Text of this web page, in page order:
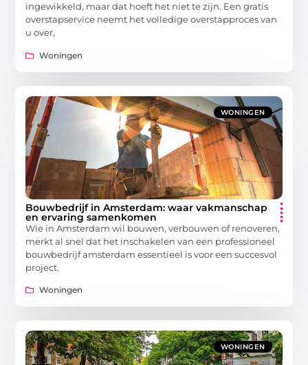
ingewikkeld, maar dat hoeft het niet te zijn. Een gratis
overstapservice neemt het volledige overstapproces van
u over,
Woningen
WONINGEN
Bouwbedrijf in Amsterdam: waar vakmanschap
en ervaring samenkomen
Wie in Amsterdam wil bouwen, verbouwen of renoveren,
merkt al snel dat het inschakelen van een professioneel
bouwbedrijf amsterdam essentieel is voor een succesvol
project.
Woningen
WONINGEN